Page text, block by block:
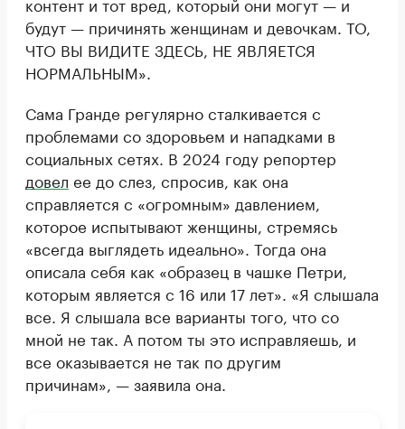
будут — причинять женщинам и девочкам. ТО,
ЧТО ВЫ ВИДИТЕ ЗДЕСЬ, НЕ ЯВЛЯЕТСЯ
НОРМАЛЬНЫМ».
Сама Гранде регулярно сталкивается с
проблемами со здоровьем и нападками в
социальных сетях. В 2024 году репортер
довел ее до слез, спросив, как она
справляется с «огромным» давлением,
которое испытывают женщины, стремясь
«всегда выглядеть идеально». Тогда она
описала себя как «образец в чашке Петри,
которым является с 16 или 17 лет». «Я слышала
все. Я слышала все варианты того, что со
мной не так. А потом ты это исправляешь, и
все оказывается не так по другим
причинам», — заявила она.